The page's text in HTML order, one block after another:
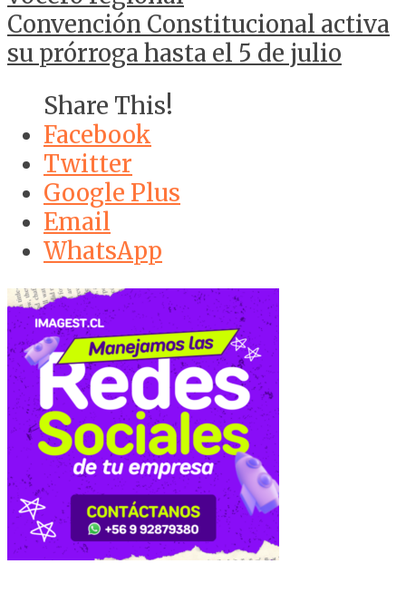
Convención Constitucional activa
su prórroga hasta el 5 de julio
Share This!
Facebook
Twitter
Google Plus
Email
WhatsApp